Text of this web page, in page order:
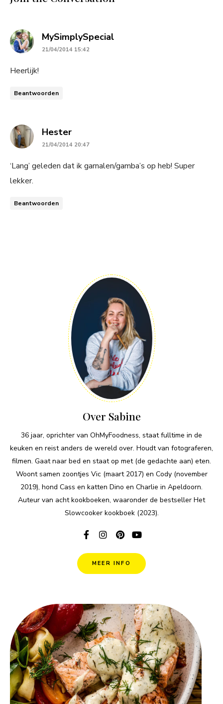
MySimplySpecialsays:
21/04/2014 15:42
Heerlijk!
Beantwoorden
Hestersays:
21/04/2014 20:47
‘Lang’ geleden dat ik garnalen/gamba’s op heb! Super
lekker.
Beantwoorden
Over Sabine
36 jaar, oprichter van OhMyFoodness, staat fulltime in de
keuken en reist anders de wereld over. Houdt van fotograferen,
filmen. Gaat naar bed en staat op met (de gedachte aan) eten.
Woont samen zoontjes Vic (maart 2017) en Cody (november
2019), hond Cass en katten Dino en Charlie in Apeldoorn.
Auteur van acht kookboeken, waaronder de bestseller Het
Slowcooker kookboek (2023).
MEER INFO